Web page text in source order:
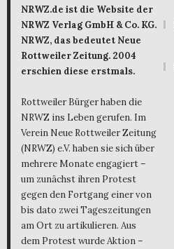
NRWZ.de ist die Website der
NRWZ Verlag GmbH & Co. KG.
NRWZ, das bedeutet Neue
Rottweiler Zeitung. 2004
erschien diese erstmals.
Rottweiler Bürger haben die
NRWZ ins Leben gerufen. Im
Verein Neue Rottweiler Zeitung
(NRWZ) e.V. haben sie sich über
mehrere Monate engagiert –
um zunächst ihren Protest
gegen den Fortgang einer von
bis dato zwei Tageszeitungen
am Ort zu artikulieren. Aus
dem Protest wurde Aktion –